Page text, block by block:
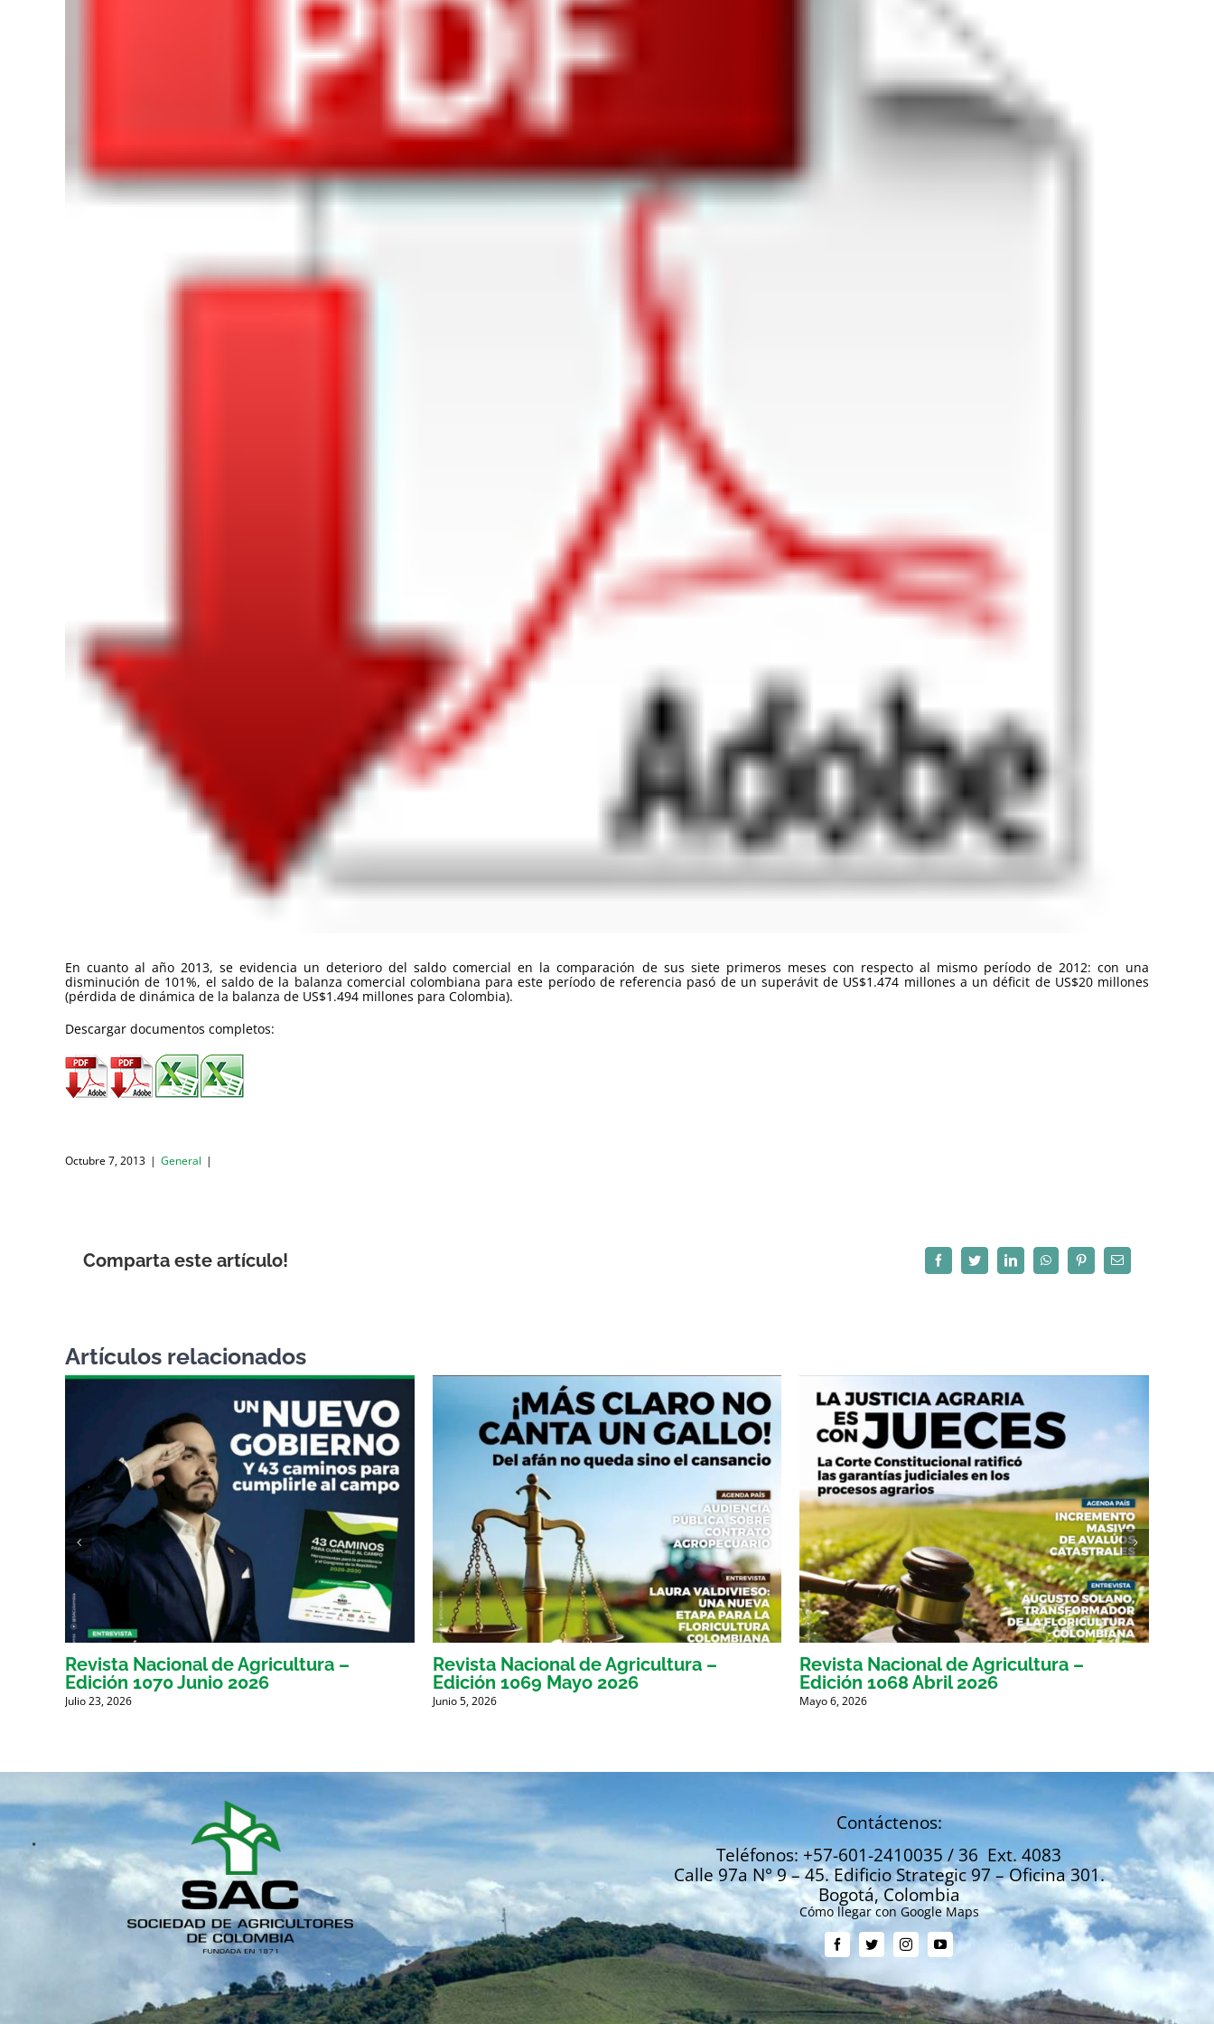
En cuanto al año 2013, se evidencia un deterioro del saldo comercial en la comparación de sus siete primeros meses con respecto al mismo período de 2012: con una
disminución de 101%, el saldo de la balanza comercial colombiana para este período de referencia pasó de un superávit de US$1.474 millones a un déficit de US$20 millones
(pérdida de dinámica de la balanza de US$1.494 millones para Colombia).
Descargar documentos completos:
Octubre 7, 2013 | General |
Comparta este artículo! FacebookTwitterLinkedInWhatsAppPinterestCorreo
electrónico
Artículos relacionados
Revista Nacional de Agricultura –
Edición 1070 Junio 2026
Julio 23, 2026
Revista Nacional de Agricultura –
Edición 1069 Mayo 2026
Junio 5, 2026
Revista Nacional de Agricultura –
Edición 1068 Abril 2026
Mayo 6, 2026
Contáctenos:
Teléfonos: +57-601-2410035 / 36 Ext. 4083
Calle 97a N° 9 – 45. Edificio Strategic 97 – Oficina 301.
Bogotá, Colombia
Cómo llegar con Google Maps